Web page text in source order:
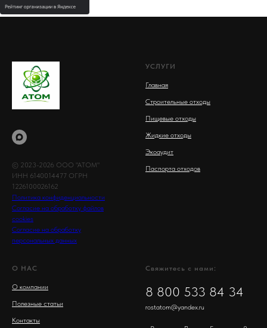
© 2023-2026 ООО "АТОМ"
ИНН 6140014477 ОГРН
1226100026162
Политика конфиденциальности
Согласие на обработку файлов
cookies
Согласие на обработку
персональных данных
УСЛУГИ
Главная
Строительные отходы
Пищевые отходы
Жидкие отходы
Экоаудит
Паспорта отходов
О НАС
О компании
Полезные статьи
Контакты
Свяжитесь с нами:
8 800 533 84 34
rostatom@yandex.ru